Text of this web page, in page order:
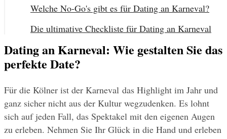
Welche No-Go's gibt es für Dating an Karneval?
Die ultimative Checkliste für Dating an Karneval
Dating an Karneval: Wie gestalten Sie das
perfekte Date?
Für die Kölner ist der Karneval das Highlight im Jahr und
ganz sicher nicht aus der Kultur wegzudenken. Es lohnt
sich auf jeden Fall, das Spektakel mit den eigenen Augen
zu erleben. Nehmen Sie Ihr Glück in die Hand und erleben